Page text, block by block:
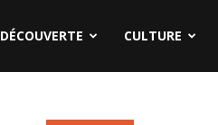
DÉCOUVERTE CULTURE